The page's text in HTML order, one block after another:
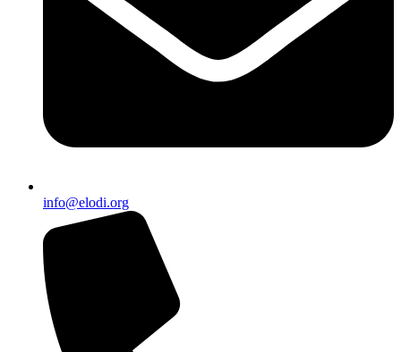
info@elodi.org